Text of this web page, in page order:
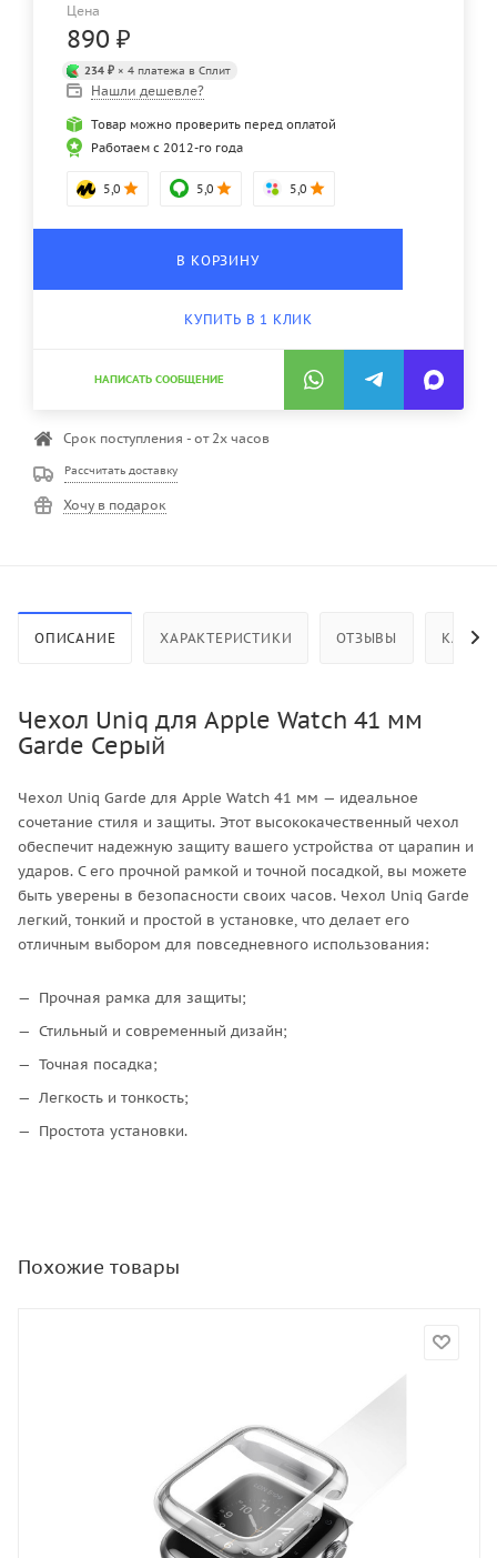
Цена
890 ₽
234 ₽ × 4 платежа в Сплит
Нашли дешевле?
Товар можно проверить перед оплатой
Работаем с 2012-го года
5,0 5,0 5,0
В КОРЗИНУ
КУПИТЬ В 1 КЛИК
НАПИСАТЬ СООБЩЕНИЕ
Срок поступления - от 2х часов
Рассчитать доставку
Хочу в подарок
ОПИСАНИЕ ХАРАКТЕРИСТИКИ ОТЗЫВЫ КАК
Чехол Uniq для Apple Watch 41 мм
Garde Серый
Чехол Uniq Garde для Apple Watch 41 мм — идеальное
сочетание стиля и защиты. Этот высококачественный чехол
обеспечит надежную защиту вашего устройства от царапин и
ударов. С его прочной рамкой и точной посадкой, вы можете
быть уверены в безопасности своих часов. Чехол Uniq Garde
легкий, тонкий и простой в установке, что делает его
отличным выбором для повседневного использования:
Прочная рамка для защиты;
Стильный и современный дизайн;
Точная посадка;
Легкость и тонкость;
Простота установки.
Похожие товары